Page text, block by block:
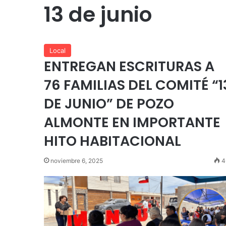
13 de junio
Local
ENTREGAN ESCRITURAS A
76 FAMILIAS DEL COMITÉ
DE JUNIO” DE POZO
ALMONTE EN IMPORTANTE
HITO HABITACIONAL
noviembre 6, 2025